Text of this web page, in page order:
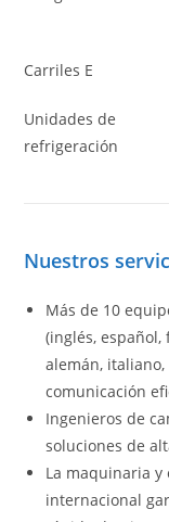
Carriles E
Unidades de
refrigeración
Nuestros
Más de 10
(inglés, español,
alemán,
comunicación
Ingenieros de
soluciones de
La maquinaria y
internacional